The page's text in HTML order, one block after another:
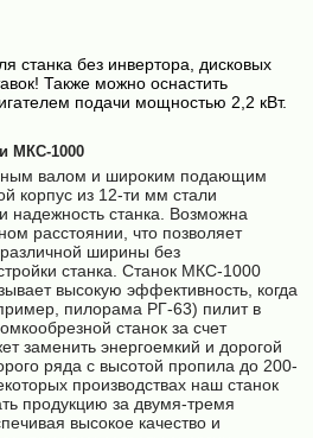
станка без инвертора, дисковых
Также можно оснастить
подачи мощностью 2,2 кВт.
МКС-1000
валом и широким подающим
корпус из 12-ти мм стали
надежность станка. Возможна
расстоянии, что позволяет
ширины без
станка. Станок МКС-1000
высокую эффективность, когда
пилорама РГ-63) пилит в
станок за счет
заменить энергоемкий и дорогой
ряда с высотой пропила до 200-
производствах наш станок
продукцию за двумя-тремя
высокое качество и